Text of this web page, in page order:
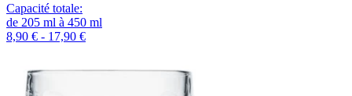
Capacité totale:
de 205 ml à 450 ml
8,90 € - 17,90 €